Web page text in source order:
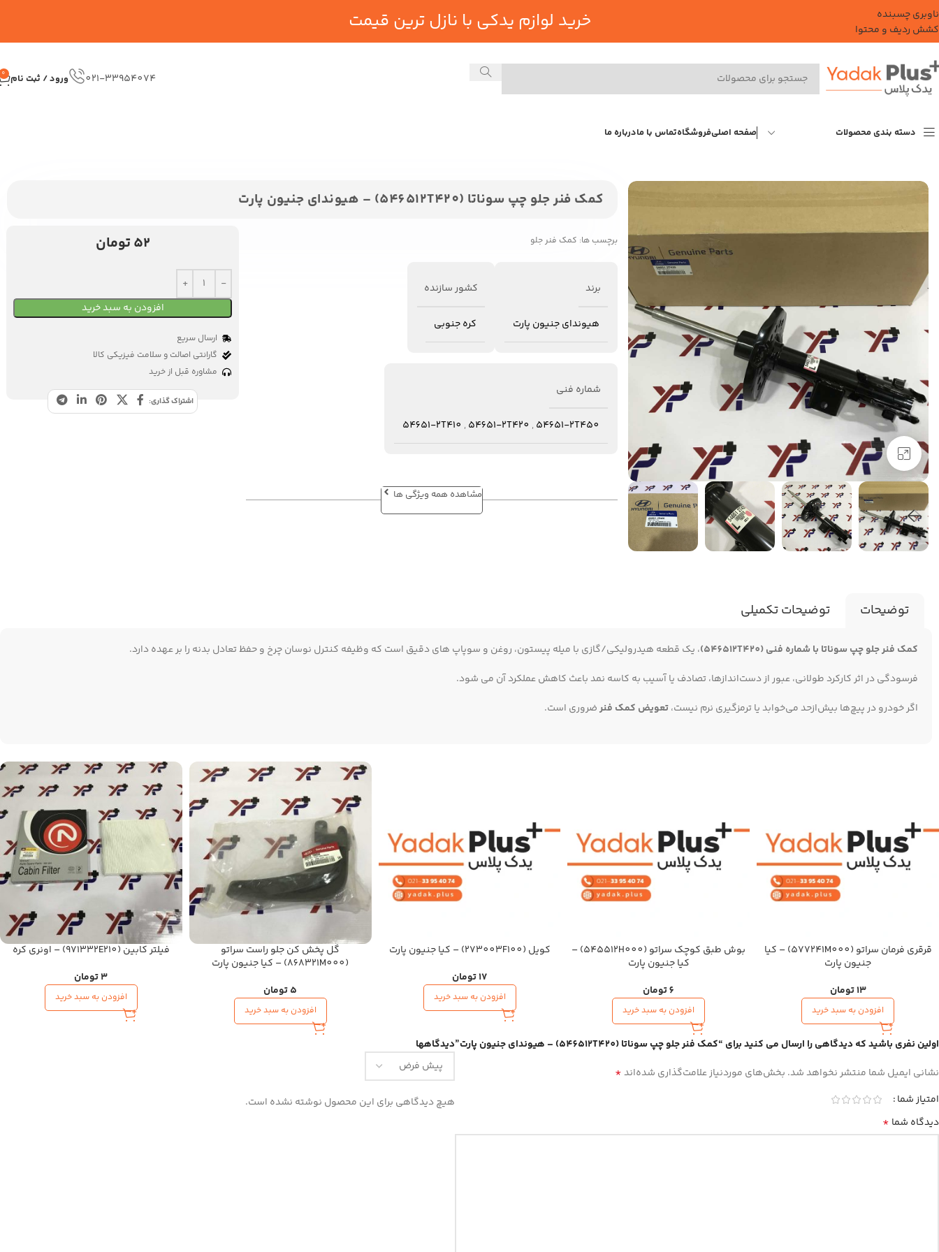
ناوبری چسبنده
کشش ردیف و محتوا
خرید لوازم یدکی با نازل ترین قیمت
021-33954074 ورود / ثبت نام 0
دسته بندی محصولات صفحه اصلیفروشگاهتماس با مادرباره ما خانه هیوندای سوناتا سوناتا NF 4 سیلندر کمک فنر جلو چپ سوناتا (546512T420) – هیوندای جنیون پارت
کمک فنر جلو چپ سوناتا (546512T420) – هیوندای جنیون پارت
برای بزرگنمایی کلیک کنید
برچسب ها: کمک فنر جلو
برند
هیوندای جنیون پارت
کشور سازنده
کره جنوبی
شماره فنی
54651-2T410 , 54651-2T420 , 54651-2T450
مشاهده همه ویژگی ها
52تومان
افزودن به سبد خرید
ارسال سریع
گارانتی اصالت و سلامت فیزیکی کالا
مشاوره قبل از خرید
اشتراک گذاری:
توضیحات توضیحات تکمیلی
کمک‌ فنر جلو چپ سوناتا با شماره فنی (546512T420)
، یک قطعه هیدرولیکی/گازی با میله پیستون، روغن و سوپاپ‌ های دقیق است که وظیفه کنترل نوسان چرخ و حفظ تعادل بدنه را بر عهده دارد.
فرسودگی در اثر کارکرد طولانی، عبور از دست‌اندازها، تصادف یا آسیب به کاسه‌ نمد باعث کاهش عملکرد آن می‌ شود.
اگر خودرو در پیچ‌ها بیش‌ازحد می‌خوابد یا ترمزگیری نرم نیست،تعویض کمک‌ فنرضروری است.
قرقری فرمان سراتو (577241M000) – کیا
جنیون پارت
13تومان
افزودن به سبد خرید
بوش طبق کوچک سراتو (545512H000) –
کیا جنیون پارت
6تومان
افزودن به سبد خرید
کویل (273003F100) – کیا جنیون پارت
17تومان
افزودن به سبد خرید
گل پخش کن جلو راست سراتو
(868321M000) – کیا جنیون پارت
5تومان
افزودن به سبد خرید
فیلتر کابین (971332E210) – اونری کره
3تومان
افزودن به سبد خرید
دیدگاهها
هیچ دیدگاهی برای این محصول نوشته نشده است.
اولین نفری باشید که دیدگاهی را ارسال می کنید برای “کمک فنر جلو چپ سوناتا (546512T420) – هیوندای جنیون پارت”
نشانی ایمیل شما منتشر نخواهد شد. بخش‌های موردنیاز علامت‌گذاری شده‌اند*
امتیاز شما
دیدگاه شما *